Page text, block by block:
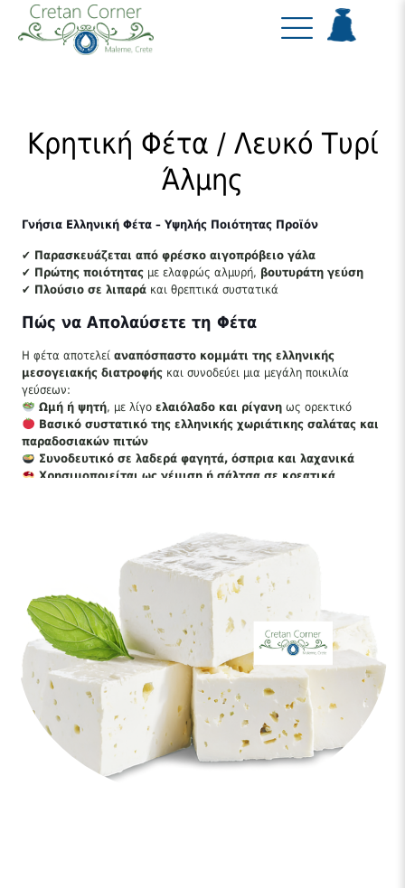
Κρητική Φέτα / Λευκό Τυρί
Άλμης
Γνήσια Ελληνική Φέτα – Υψηλής Ποιότητας Προϊόν
✔ Παρασκευάζεται από φρέσκο αιγοπρόβειο γάλα
✔ Πρώτης ποιότητας με ελαφρώς αλμυρή, βουτυράτη γεύση
✔ Πλούσιο σε λιπαρά και θρεπτικά συστατικά
Πώς να Απολαύσετε τη Φέτα
Η φέτα αποτελείαναπόσπαστο κομμάτι της ελληνικής
μεσογειακής διατροφής και συνοδεύει μια μεγάλη ποικιλία
γεύσεων:
Ωμή ή ψητή, με λίγο ελαιόλαδο και ρίγανηως ορεκτικό
Βασικό συστατικό της ελληνικής χωριάτικης σαλάτας και
παραδοσιακών πιτών
Συνοδευτικό σε λαδερά φαγητά, όσπρια και λαχανικά
Χρησιμοποιείται ως γέμιση ή σάλτσα σε κρεατικά
Η πρόβεια φέταείναι πιο πικάντικη, ενώ η κατσικίσια
προσφέρει μια πιο ήπια και κρεμώδη γεύση.
Η ελληνική φέταείναι αλμυρή, μεστή και ελαφρώς
πικάντικη, ιδανική για σαλάτες, σούπες, μακαρονάδες και
παραδοσιακά πιάτα
έντονη γεύσητης την καθιστά μοναδική προσθήκη σε
κάθε τραπέζι!
Απολαύστε την αυθεντική γεύση της ελληνικής φέτας σε
κάθε μπουκιά!
Θρεπτική Αξία (ανά 100g)